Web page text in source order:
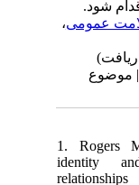
شود.
عمومی،
1. Rogers
identity